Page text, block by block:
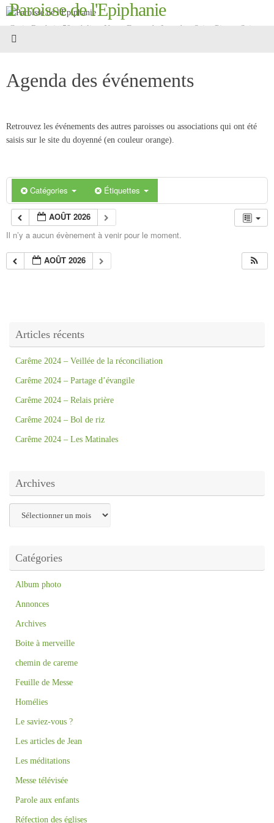
Passer
contenu
Paroisse de l'Epiphanie
Croix Roubaix 59 - églises Notre-Dame-de-Lourdes, Saint-Pierre, Saint-
Martin
Agenda des événements
Retrouvez les événements des autres paroisses ou associations qui ont été
saisis sur le site du doyenné (en couleur orange).
Catégories Étiquettes
AOÛT 2026
Il n’y a aucun évènement à venir pour le moment.
AOÛT 2026
Articles récents
Carême 2024 – Veillée de la réconciliation
Carême 2024 – Partage d’évangile
Carême 2024 – Relais prière
Carême 2024 – Bol de riz
Carême 2024 – Les Matinales
Archives
Catégories
Album photo
Annonces
Archives
Boite à merveille
chemin de careme
Feuille de Messe
Homélies
Le saviez-vous ?
Les articles de Jean
Les méditations
Messe télévisée
Parole aux enfants
Réfection des églises